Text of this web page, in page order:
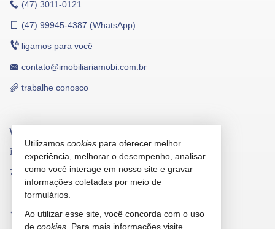
(47) 3011-0121
(47) 99945-4387 (WhatsApp)
ligamos para você
contato@imobiliariamobi.com.br
trabalhe conosco
VEJA MAIS
receba nosso newsletter
indicadores financeiros
cadastre seu imóvel
imóveis favoritos
Utilizamos cookies para oferecer melhor
experiência, melhorar o desempenho, analisar
como você interage em nosso site e gravar
informações coletadas por meio de
formulários.
Ao utilizar esse site, você concorda com o uso
de cookies . Para mais informações visite